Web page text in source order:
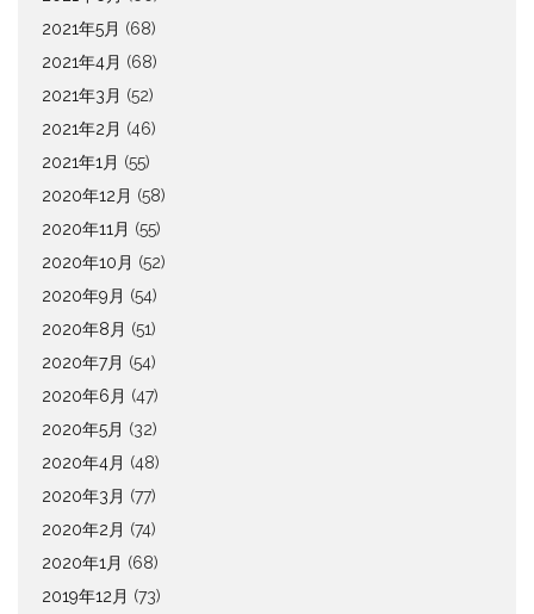
2021年5月 (68)
2021年4月 (68)
2021年3月 (52)
2021年2月 (46)
2021年1月 (55)
2020年12月 (58)
2020年11月 (55)
2020年10月 (52)
2020年9月 (54)
2020年8月 (51)
2020年7月 (54)
2020年6月 (47)
2020年5月 (32)
2020年4月 (48)
2020年3月 (77)
2020年2月 (74)
2020年1月 (68)
2019年12月 (73)